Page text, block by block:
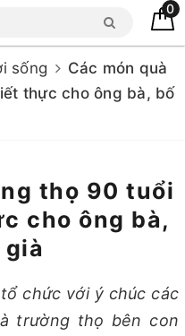
0
sống
Các món quà
thực cho ông bà, bố
thọ 90 tuổi
cho ông bà,
già
chức với ý chúc các
trường thọ bên con